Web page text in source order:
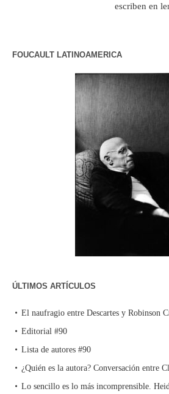
escriben en
FOUCAULT LATINOAMERICA
ÚLTIMOS ARTÍCULOS
El naufragio entre Descartes y Robinson
Editorial #90
Lista de autores #90
¿Quién es la autora? Conversación entre
Lo sencillo es lo más incomprensible.